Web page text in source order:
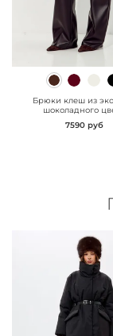
" class="js-
images">
Брюки клеш из
шоколадного
7590 руб